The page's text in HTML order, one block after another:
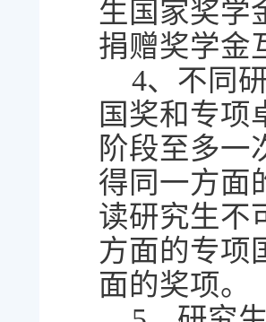
生国家奖学
捐赠奖学金
4、不同
国奖和专项
阶段至多一
得同一方面
读研究生不
方面的专项
面的奖项。